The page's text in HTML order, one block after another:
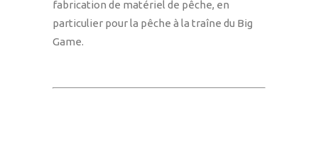
fabrication de matériel de pêche, en
particulier pour la pêche à la traîne du Big
Game.